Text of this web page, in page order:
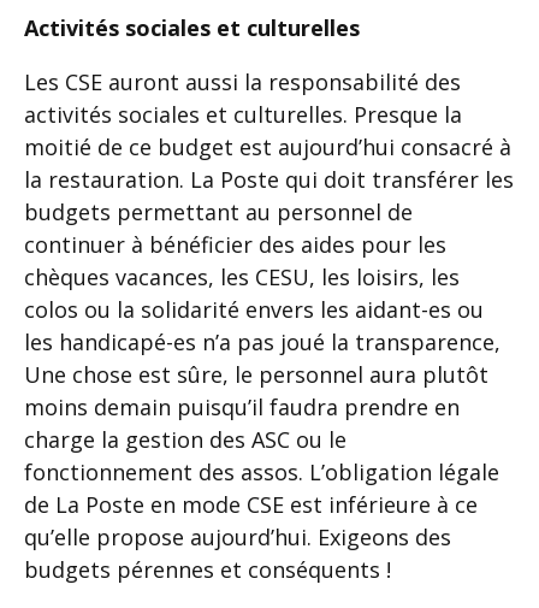
Activités sociales et culturelles
Les CSE auront aussi la responsabilité des
activités sociales et culturelles. Presque la
moitié de ce budget est aujourd’hui consacré à
la restauration. La Poste qui doit transférer les
budgets permettant au personnel de
continuer à bénéficier des aides pour les
chèques vacances, les CESU, les loisirs, les
colos ou la solidarité envers les aidant-es ou
les handicapé-es n’a pas joué la transparence,
Une chose est sûre, le personnel aura plutôt
moins demain puisqu’il faudra prendre en
charge la gestion des ASC ou le
fonctionnement des assos. L’obligation légale
de La Poste en mode CSE est inférieure à ce
qu’elle propose aujourd’hui. Exigeons des
budgets pérennes et conséquents !